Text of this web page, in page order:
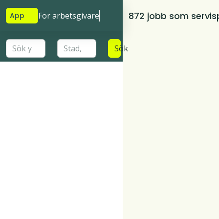
App För arbetsgivare
Sök
872 jobb som